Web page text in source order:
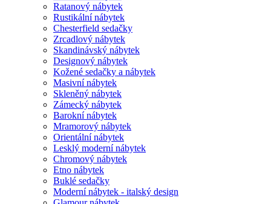
Ratanový nábytek
Rustikální nábytek
Chesterfield sedačky
Zrcadlový nábytek
Skandinávský nábytek
Designový nábytek
Kožené sedačky a nábytek
Masivní nábytek
Skleněný nábytek
Zámecký nábytek
Barokní nábytek
Mramorový nábytek
Orientální nábytek
Lesklý moderní nábytek
Chromový nábytek
Etno nábytek
Buklé sedačky
Moderní nábytek - italský design